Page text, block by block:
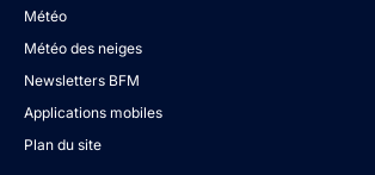
Météo
Météo des neiges
Newsletters BFM
Applications mobiles
Plan du site